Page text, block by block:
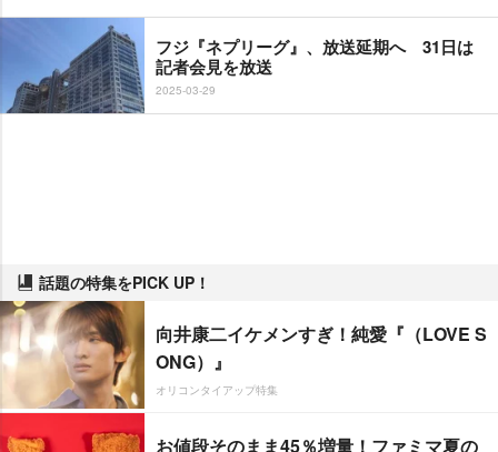
フジ『ネプリーグ』、放送延期へ 31日は
記者会見を放送
2025-03-29
話題の特集をPICK UP！
向井康二イケメンすぎ！純愛『（LOVE S
ONG）』
オリコンタイアップ特集
お値段そのまま45％増量！ファミマ夏の